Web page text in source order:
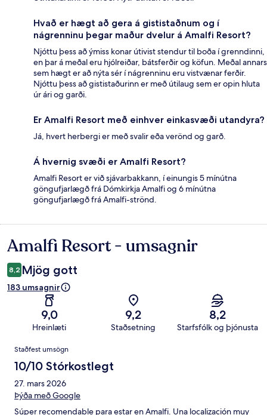
Hvað er hægt að gera á gististaðnum og í
nágrenninu þegar maður dvelur á Amalfi Resort?
Njóttu þess að ýmiss konar útivist stendur til boða í grenndinni,
en þar á meðal eru hjólreiðar, bátsferðir og köfun. Meðal annars
sem hægt er að nýta sér í nágrenninu eru vistvænar ferðir.
Njóttu þess að gististaðurinn er með útilaug sem er opin hluta
úr ári og garði.
Er Amalfi Resort með einhver einkasvæði utandyra?
Já, hvert herbergi er með svalir eða verönd og garð.
Á hvernig svæði er Amalfi Resort?
Amalfi Resort er við sjávarbakkann, í einungis 5 mínútna
göngufjarlægð frá Dómkirkja Amalfi og 6 mínútna
göngufjarlægð frá Amalfi-strönd.
Umsagnir
Amalfi Resort - umsagnir
8,2 Mjög gott
183 umsagnir
9,0
Hreinlæti
9,2
Staðsetning
8,2
Starfsfólk og þjónusta
Umsagnir
Staðfest umsögn
10/10 Stórkostlegt
27. mars 2026
Þýða með Google
Súper recomendable para estar en Amalfi. Una localización muy